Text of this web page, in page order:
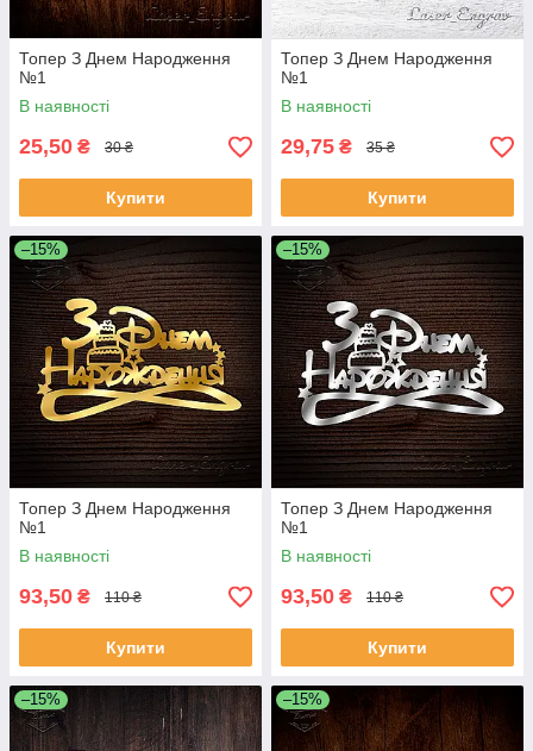
Топер З Днем Народження
№1
В наявності
25,50 ₴ 30 ₴
Купити
Топер З Днем Народження
№1
В наявності
29,75 ₴ 35 ₴
Купити
–15%
Топер З Днем Народження
№1
В наявності
93,50 ₴ 110 ₴
Купити
–15%
Топер З Днем Народження
№1
В наявності
93,50 ₴ 110 ₴
Купити
–15% –15%